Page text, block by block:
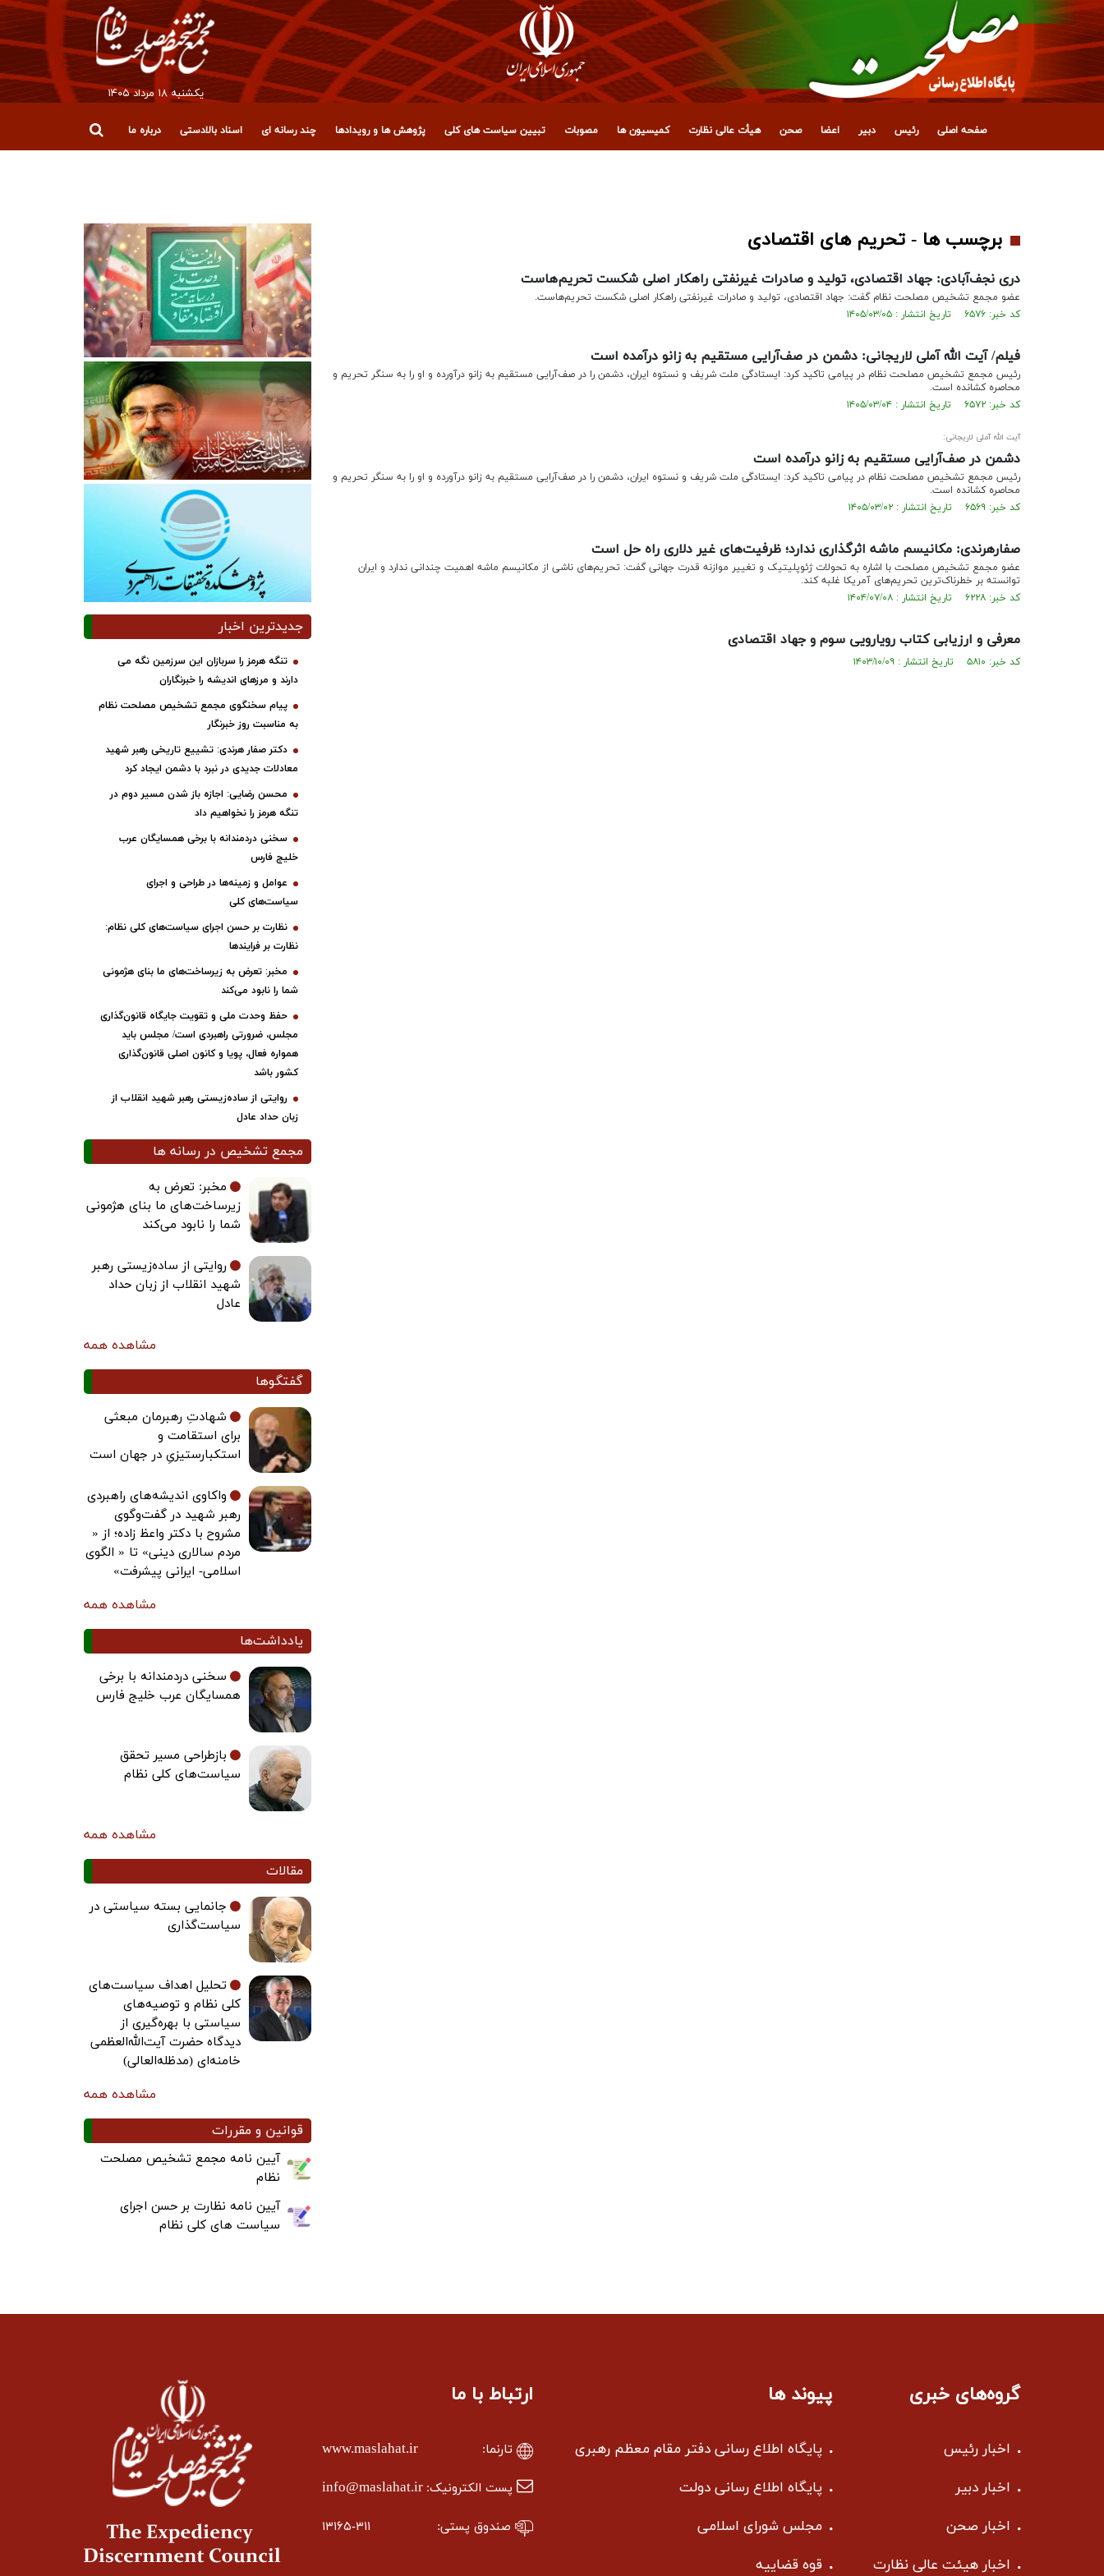
يکشنبه ۱۸ مرداد ۱۴۰۵
صفحه اصلی رئیس دبیر اعضا صحن هیأت عالی نظارت کمیسیون ها مصوبات تبیین سیاست های کلی پژوهش ها و رویدادها چند رسانه ای اسناد بالادستی درباره ما
برچسب ها - تحریم های اقتصادی
دری نجف‌آبادی: جهاد اقتصادی، تولید و صادرات غیرنفتی راهکار اصلی شکست تحریم‌هاست
عضو مجمع تشخیص مصلحت نظام گفت: جهاد اقتصادی، تولید و صادرات غیرنفتی راهکار اصلی شکست تحریم‌هاست.
کد خبر: ۶۵۷۶ تاریخ انتشار : ۱۴۰۵/۰۳/۰۵
فیلم/ آیت الله آملی لاریجانی: دشمن در صف‌آرایی مستقیم به زانو درآمده است
رئیس مجمع تشخیص مصلحت نظام در پیامی تاکید کرد: ایستادگی ملت شریف و نستوه ایران، دشمن را در صف‌آرایی مستقیم به زانو درآورده و او را به سنگر تحریم و
محاصره کشانده است.
کد خبر: ۶۵۷۲ تاریخ انتشار : ۱۴۰۵/۰۳/۰۴
آیت الله آملی لاریجانی:
دشمن در صف‌آرایی مستقیم به زانو درآمده است
رئیس مجمع تشخیص مصلحت نظام در پیامی تاکید کرد: ایستادگی ملت شریف و نستوه ایران، دشمن را در صف‌آرایی مستقیم به زانو درآورده و او را به سنگر تحریم و
محاصره کشانده است.
کد خبر: ۶۵۶۹ تاریخ انتشار : ۱۴۰۵/۰۳/۰۲
صفارهرندی: مکانیسم ماشه اثرگذاری ندارد؛ ظرفیت‌های غیر دلاری راه حل است
عضو مجمع تشخیص مصلحت با اشاره به تحولات ژئوپلیتیک و تغییر موازنه قدرت جهانی گفت: تحریم‌های ناشی از مکانیسم ماشه اهمیت چندانی ندارد و ایران
توانسته بر خطرناک‌ترین تحریم‌های آمریکا غلبه کند.
کد خبر: ۶۲۲۸ تاریخ انتشار : ۱۴۰۴/۰۷/۰۸
معرفی و ارزیابی کتاب رویارویی سوم و جهاد اقتصادی
کد خبر: ۵۸۱۰ تاریخ انتشار : ۱۴۰۳/۱۰/۰۹
جدیدترین اخبار
تنگه هرمز را سربازان این سرزمین نگه می
دارند و مرزهای اندیشه را خبرنگاران
پیام سخنگوی مجمع تشخیص مصلحت نظام
به مناسبت روز خبرنگار
دکتر صفار هرندی: تشییع تاریخی رهبر شهید
معادلات جدیدی در نبرد با دشمن ایجاد کرد
محسن رضایی: اجازه باز شدن مسیر دوم در
تنگه هرمز را نخواهیم داد
سخنی دردمندانه با برخی همسایگان عرب
خلیج فارس
عوامل و زمینه‌ها در طراحی و اجرای
سیاست‌های کلی
نظارت بر حسن اجرای سیاست‌های کلی نظام:
نظارت بر فرایندها
مخبر: تعرض به زیرساخت‌های ما بنای هژمونی
شما را نابود می‌کند
حفظ وحدت ملی و تقویت جایگاه قانون‌گذاری
مجلس، ضرورتی راهبردی است/ مجلس باید
همواره فعال، پویا و کانون اصلی قانون‌گذاری
کشور باشد
روایتی از ساده‌زیستی رهبر شهید انقلاب از
زبان حداد عادل
مجمع تشخیص در رسانه ها
مخبر: تعرض به
زیرساخت‌های ما بنای هژمونی
شما را نابود می‌کند
روایتی از ساده‌زیستی رهبر
شهید انقلاب از زبان حداد
عادل
مشاهده همه
گفتگوها
شهادتِ رهبرمان مبعثی
برای استقامت و
استکبارستیزیِ در جهان است
واکاوی اندیشه‌های راهبردی
رهبر شهید در گفت‌وگوی
مشروح با دکتر واعظ زاده؛ از «
مردم سالاری دینی» تا « الگوی
اسلامی- ایرانی پیشرفت»
مشاهده همه
یادداشت‌ها
سخنی دردمندانه با برخی
همسایگان عرب خلیج فارس
بازطراحی مسیر تحقق
سیاست‌های کلی نظام
مشاهده همه
مقالات
جانمایی بسته سیاستی در
سیاست‌گذاری
تحلیل اهداف سیاست‌های
کلی نظام و توصیه‌های
سیاستی با بهره‌گیری از
دیدگاه حضرت آیت‌الله‌العظمی
خامنه‌ای (مدظله‌العالی)
مشاهده همه
قوانین و مقررات
آیین نامه مجمع تشخیص مصلحت
نظام
آیین نامه نظارت بر حسن اجرای
سیاست های کلی نظام
گروه‌های خبری
اخبار رئیس
اخبار دبیر
اخبار صحن
اخبار هیئت عالی نظارت
پیوند ها
پایگاه اطلاع رسانی دفتر مقام معظم رهبری
پایگاه اطلاع رسانی دولت
مجلس شورای اسلامی
قوه قضاییه
ارتباط با ما
تارنما: www.maslahat.ir
پست الکترونیک: info@maslahat.ir
صندوق پستی: ۱۳۱۶۵-۳۱۱